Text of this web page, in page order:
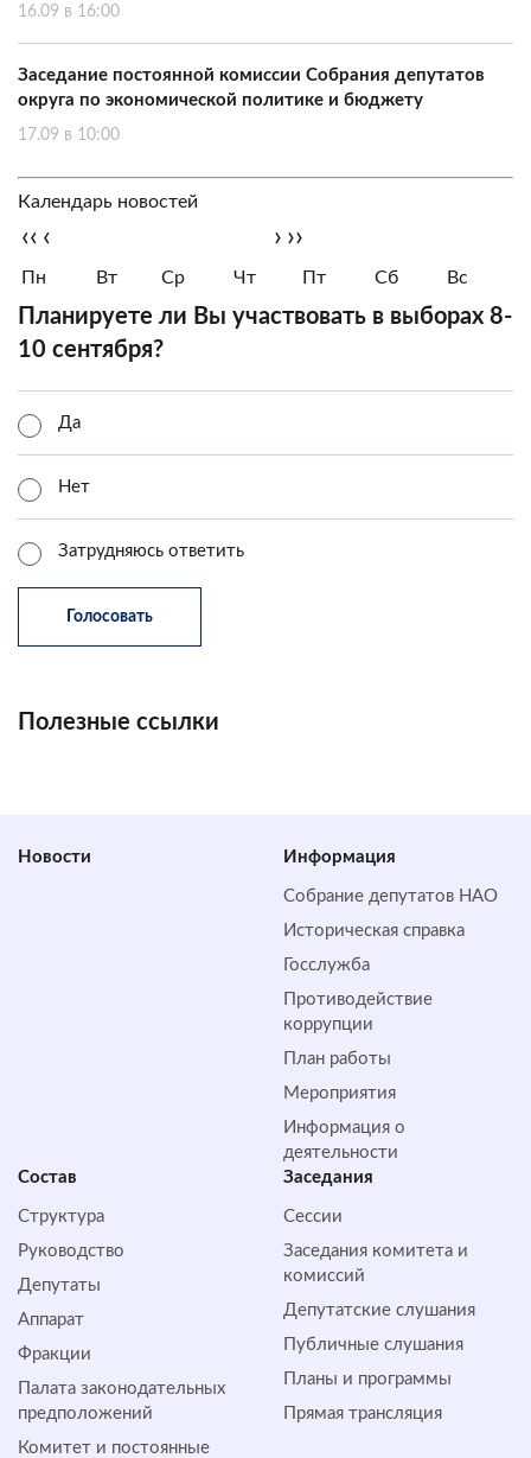
16.09 в 16:00
Заседание постоянной комиссии Собрания депутатов
округа по экономической политике и бюджету
17.09 в 10:00
Календарь новостей
‹‹ ‹ › ››
Пн Вт Ср Чт Пт Сб Вс
Планируете ли Вы участвовать в выборах 8-
10 сентября?
Да
Нет
Затрудняюсь ответить
Полезные ссылки
Новости Информация
Собрание депутатов НАО
Историческая справка
Госслужба
Противодействие
коррупции
План работы
Мероприятия
Информация о
деятельности
Состав
Структура
Руководство
Депутаты
Аппарат
Фракции
Палата законодательных
предположений
Комитет и постоянные
Заседания
Сессии
Заседания комитета и
комиссий
Депутатские слушания
Публичные слушания
Планы и программы
Прямая трансляция